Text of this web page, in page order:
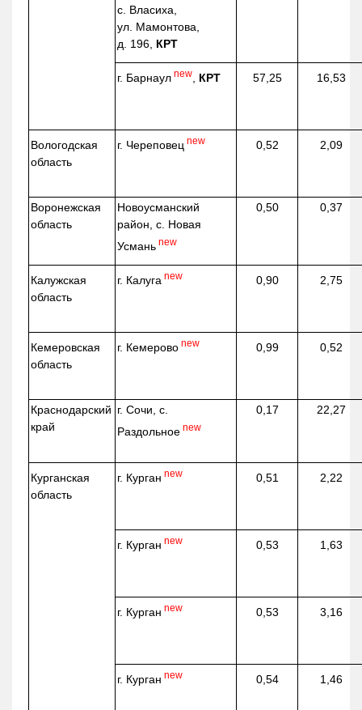
с. Власиха,
ул. Мамонтова,
д. 196, КРТ
г. Барнаул new КРТ 57,25 16,53
Вологодская
область
г. Череповец new 0,52 2,09
Воронежская
область
Новоусманский
район, с. Новая
Усмань new
0,50 0,37
Калужская
область
г. Калуга new 0,90 2,75
Кемеровская
область
г. Кемерово new 0,99 0,52
Краснодарский
край
г. Сочи, с.
Раздольное new
0,17 22,27
Курганская
область
г. Курган new 0,51 2,22
г. Курган new 0,53 1,63
г. Курган new 0,53 3,16
г. Курган new 0,54 1,46